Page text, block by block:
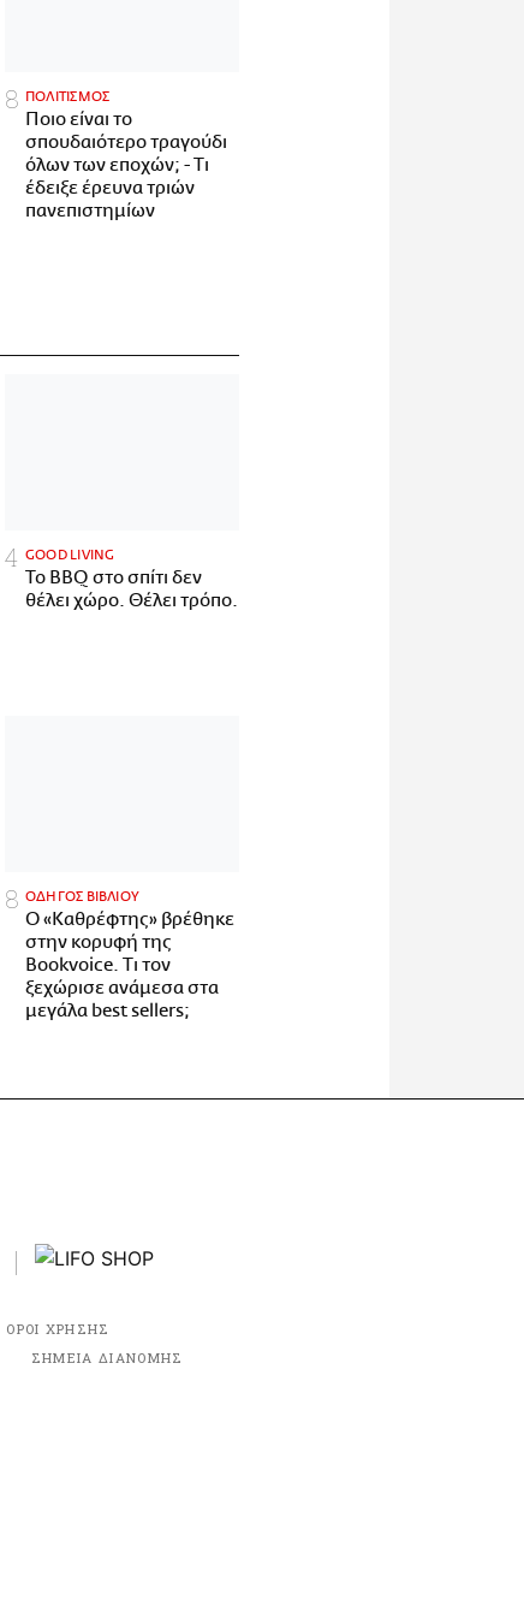
ΠΟΛΙΤΙΣΜΟΣ
Ποιο είναι το
σπουδαιότερο τραγούδι
όλων των εποχών; - Τι
έδειξε έρευνα τριών
πανεπιστημίων
GOOD LIVING
Το BBQ στο σπίτι δεν
θέλει χώρο. Θέλει τρόπο.
ΟΔΗΓΟΣ ΒΙΒΛΙΟΥ
Ο «Καθρέφτης» βρέθηκε
στην κορυφή της
Bookvoice. Τι τον
ξεχώρισε ανάμεσα στα
μεγάλα best sellers;
ΟΡΟΙ ΧΡΗΣΗΣ
ΣΗΜΕΙΑ ΔΙΑΝΟΜΗΣ